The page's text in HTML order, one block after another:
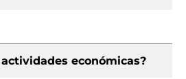
económicas?